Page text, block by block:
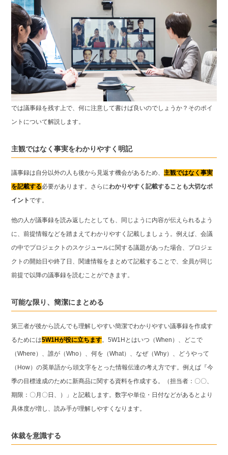
では議事録を残す上で、何に注意して書けば良いのでしょうか？そのポイ
ントについて解説します。
主観ではなく事実をわかりやすく明記
議事録は自分以外の人も後から見返す機会があるため、主観ではなく事実
を記載する必要があります。さらにわかりやすく記載することも大切なポ
イントです。
他の人が議事録を読み返したとしても、同じように内容が伝えられるよう
に、前提情報などを踏まえてわかりやすく記載しましょう。例えば、会議
の中でプロジェクトのスケジュールに関する議題があった場合、プロジェ
クトの開始日や終了日、関連情報をまとめて記載することで、全員が同じ
前提で以降の議事録を読むことができます。
可能な限り、簡潔にまとめる
第三者が後から読んでも理解しやすい簡潔でわかりやすい議事録を作成す
るためには5W1Hが役に立ちます。5W1Hとはいつ（When）、どこで
（Where）、誰が（Who）、何を（What）、なぜ（Why）、どうやって
（How）の英単語から頭文字をとった情報伝達の考え方です。例えば『今
季の目標達成のために新商品に関する資料を作成する。（担当者：〇〇、
期限：〇月〇日、）」と記載します。数字や単位・日付などがあるとより
具体度が増し、読み手が理解しやすくなります。
体裁を意識する